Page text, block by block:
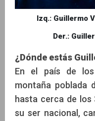
Izq.: Guillermo
Der.:
¿Dónde estás
En el país de
montaña poblada
hasta cerca de los
su ser nacional,